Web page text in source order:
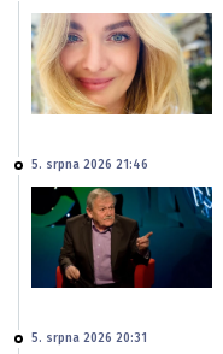
5. srpna 2026 21:46
5. srpna 2026 20:31